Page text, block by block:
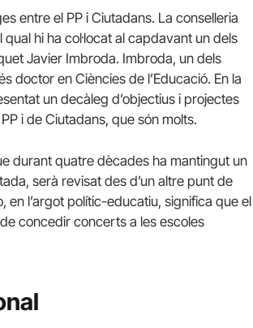
entre el PP i Ciutadans. La conselleria
hi ha col·locat al capdavant un dels
Javier Imbroda. Imbroda, un dels
doctor en Ciències de l’Educació. En la
un decàleg d’objectius i projectes
i de Ciutadans, que són molts.
durant quatre dècades ha mantingut un
serà revisat des d’un altre punt de
en l’argot polític-educatiu, significa que el
concedir concerts a les escoles